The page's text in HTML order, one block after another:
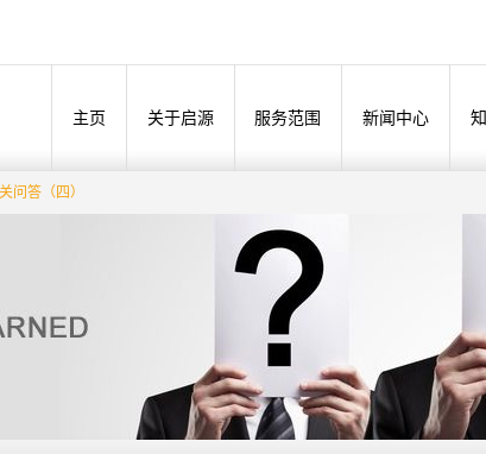
主页 关于启源 服务范围 新闻中心
问答（四）